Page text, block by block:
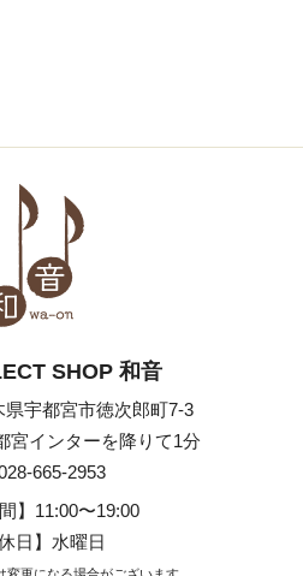
SHOP 和音
県宇都宮市徳次郎町7-3
宮インターを降りて1分
665-2953
】 11:00〜19:00
休日】水曜日